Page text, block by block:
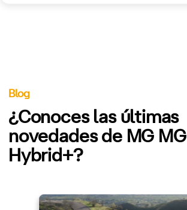
Blog
¿Conoces las últimas
novedades de MG
Hybrid+?